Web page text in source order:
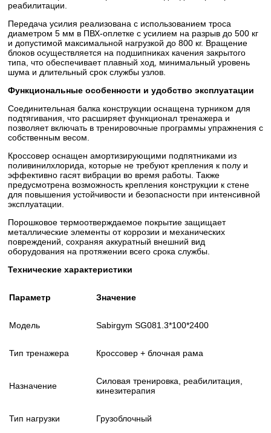
реабилитации.
Передача усилия реализована с использованием троса
диаметром 5 мм в ПВХ-оплетке с усилием на разрыв до 500 кг
и допустимой максимальной нагрузкой до 800 кг. Вращение
блоков осуществляется на подшипниках качения закрытого
типа, что обеспечивает плавный ход, минимальный уровень
шума и длительный срок службы узлов.
Функциональные особенности и удобство эксплуатации
Соединительная балка конструкции оснащена турником для
подтягивания, что расширяет функционал тренажера и
позволяет включать в тренировочные программы упражнения с
собственным весом.
Кроссовер оснащен амортизирующими подпятниками из
поливинилхлорида, которые не требуют крепления к полу и
эффективно гасят вибрации во время работы. Также
предусмотрена возможность крепления конструкции к стене
для повышения устойчивости и безопасности при интенсивной
эксплуатации.
Порошковое термоотверждаемое покрытие защищает
металлические элементы от коррозии и механических
повреждений, сохраняя аккуратный внешний вид
оборудования на протяжении всего срока службы.
Технические характеристики
Параметр Значение
Модель Sabirgym SG081.3*100*2400
Тип тренажера Кроссовер + блочная рама
Назначение
Силовая тренировка, реабилитация,
кинезитерапия
Тип нагрузки Грузоблочный